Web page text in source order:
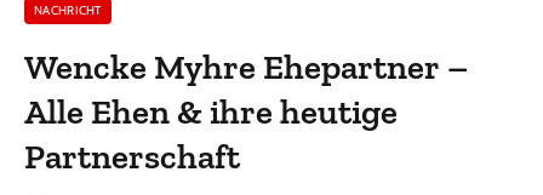
NACHRICHT
Wencke Myhre Ehepartner –
Alle Ehen & ihre heutige
Partnerschaft